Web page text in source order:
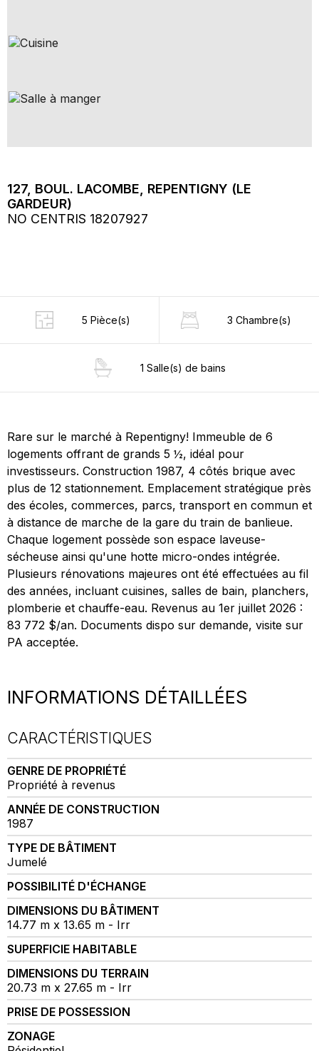
127, BOUL. LACOMBE, REPENTIGNY (LE
GARDEUR)
NO CENTRIS 18207927
5 Pièce(s) 3 Chambre(s)
1 Salle(s) de bains
Rare sur le marché à Repentigny! Immeuble de 6
logements offrant de grands 5 ½, idéal pour
investisseurs. Construction 1987, 4 côtés brique avec
plus de 12 stationnement. Emplacement stratégique près
des écoles, commerces, parcs, transport en commun et
à distance de marche de la gare du train de banlieue.
Chaque logement possède son espace laveuse-
sécheuse ainsi qu'une hotte micro-ondes intégrée.
Plusieurs rénovations majeures ont été effectuées au fil
des années, incluant cuisines, salles de bain, planchers,
plomberie et chauffe-eau. Revenus au 1er juillet 2026 :
83 772 $/an. Documents dispo sur demande, visite sur
PA acceptée.
INFORMATIONS DÉTAILLÉES
CARACTÉRISTIQUES
GENRE DE PROPRIÉTÉ
Propriété à revenus
ANNÉE DE CONSTRUCTION
1987
TYPE DE BÂTIMENT
Jumelé
POSSIBILITÉ D'ÉCHANGE
DIMENSIONS DU BÂTIMENT
14.77 m x 13.65 m - Irr
SUPERFICIE HABITABLE
DIMENSIONS DU TERRAIN
20.73 m x 27.65 m - Irr
PRISE DE POSSESSION
ZONAGE